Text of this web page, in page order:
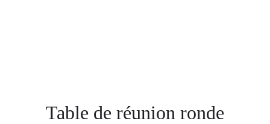
Table de réunion ronde